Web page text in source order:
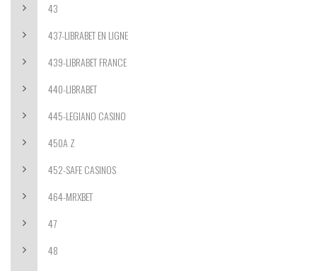
43
437-LIBRABET EN LIGNE
439-LIBRABET FRANCE
440-LIBRABET
445-LEGIANO CASINO
450A Z
452-SAFE CASINOS
464-MRXBET
47
48